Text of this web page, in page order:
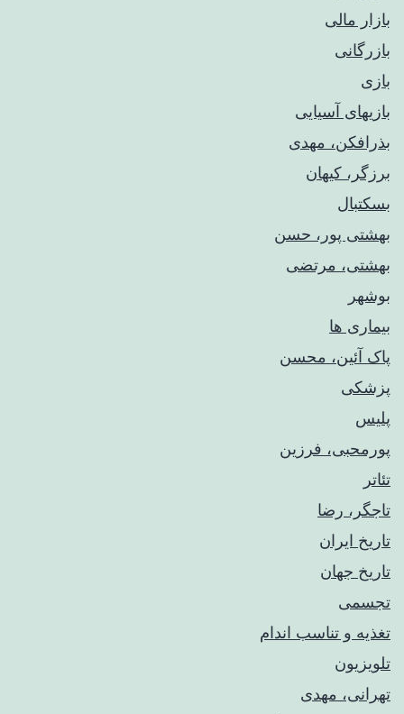
بازار مالی
بازرگانی
بازی
بازیهای آسیایی
بذرافکن، مهدی
برزگر، کیهان
بسکتبال
بهشتی پور، حسن
بهشتی، مرتضی
بوشهر
بیماری ها
پاک آئین، محسن
پزشکی
پلیس
پورمحبی، فرزین
تئاتر
تاجگر، رضا
تاریخ ایران
تاریخ جهان
تجسمی
تغذیه و تناسب اندام
تلویزیون
تهرانی، مهدی